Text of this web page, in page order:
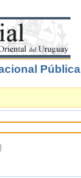
Pública